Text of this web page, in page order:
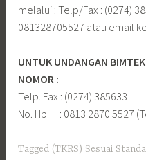
melalui : Telp/Fax : (0274)
081328705527 atau email
UNTUK UNDANGAN
NOMOR :
Telp. Fax : (0274) 385633
No. Hp : 0813 2870 5527
Tagged (TKRS) Sesuai